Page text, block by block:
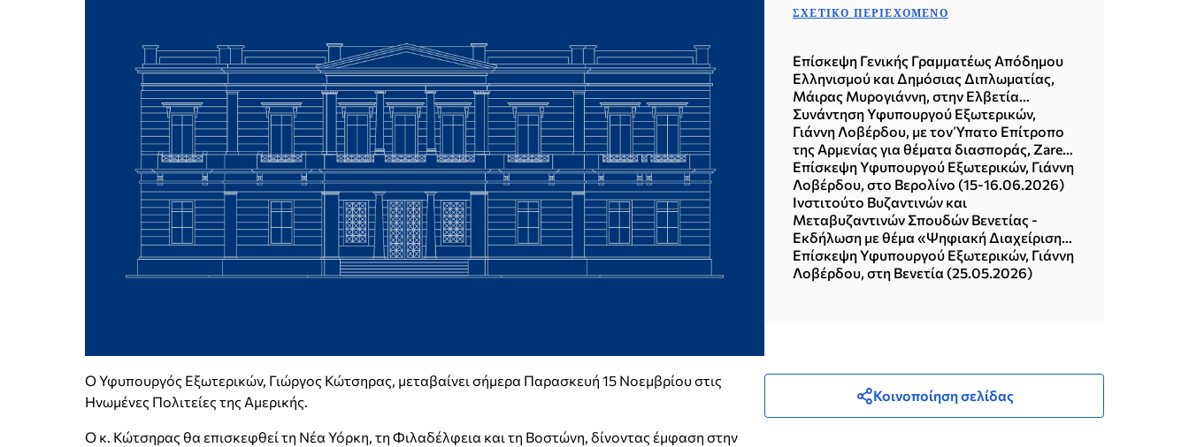
Ο Υφυπουργός Εξωτερικών, Γιώργος Κώτσηρας, μεταβαίνει σήμερα Παρασκευή 15 Νοεμβρίου στις
Ηνωμένες Πολιτείες της Αμερικής.
Ο κ. Κώτσηρας θα επισκεφθεί τη Νέα Υόρκη, τη Φιλαδέλφεια και τη Βοστώνη, δίνοντας έμφαση στην
ΣΧΕΤΙΚΌ ΠΕΡΙΕΧΌΜΕΝΟ
Επίσκεψη Γενικής Γραμματέως Απόδημου
Ελληνισμού και Δημόσιας Διπλωματίας,
Μάιρας Μυρογιάννη, στην Ελβετία
(Βασιλεία & Ζυρίχη, 15-18.06.2026)
Συνάντηση Υφυπουργού Εξωτερικών,
Γιάννη Λοβέρδου, με τον Ύπατο Επίτροπο
της Αρμενίας για θέματα διασποράς, Zareh
Sinanyan (Αθήνα, 24.06.2026)
Επίσκεψη Υφυπουργού Εξωτερικών, Γιάννη
Λοβέρδου, στο Βερολίνο (15-16.06.2026)
Ινστιτούτο Βυζαντινών και
Μεταβυζαντινών Σπουδών Βενετίας -
Εκδήλωση με θέμα «Ψηφιακή Διαχείριση
του εν Βενετία Αρχείου του Ελληνικού
Ινστιτούτου Βυζαντινών και
Επίσκεψη Υφυπουργού Εξωτερικών, Γιάννη
Λοβέρδου, στη Βενετία (25.05.2026)
Κοινοποίηση σελίδας